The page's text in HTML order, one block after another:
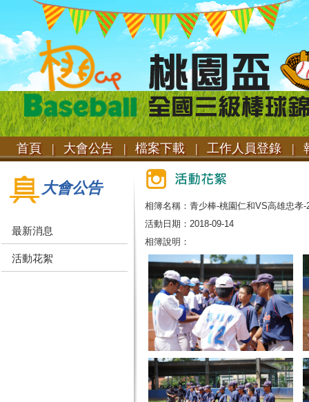
首頁 | 大會公告 | 檔案下載 | 工作人員登錄 |
大會公告
最新消息
活動花絮
相簿名稱：青少棒-桃園仁和VS高雄忠孝-
活動日期：2018-09-14
相簿說明：